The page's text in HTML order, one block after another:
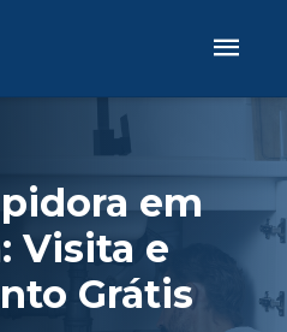
em
Visita e
Grátis